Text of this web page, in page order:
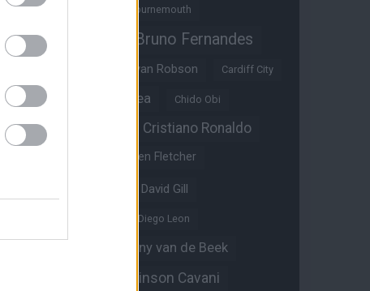
Benjamin Sesko Bournemouth
Brandon Williams Bruno Fernandes
Bryan Robson Cardiff City
Casemiro Chelsea Chido Obi
Christian Eriksen Cristiano Ronaldo
Darren Fletcher
David Gill
Diego Leon
Donny van de Beek
Edinson Cavani